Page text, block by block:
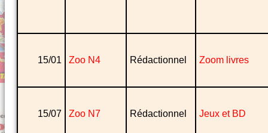
15/01 Zoo N4 Rédactionnel Zoom livres
15/07 Zoo N7 Rédactionnel Jeux et BD